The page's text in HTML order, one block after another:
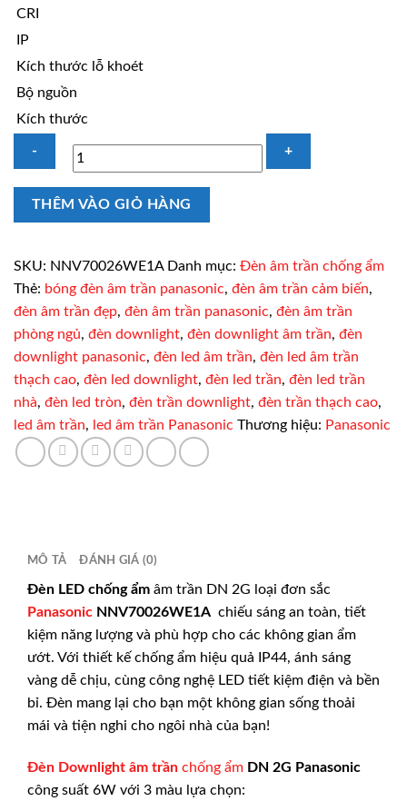
CRI
IP
Kích thước lỗ khoét
Bộ nguồn
Kích thước
Đèn
ẩm
NNV70026WE1A
6W
vàng
số
lượng
THÊM VÀO GIỎ HÀNG
SKU: NNV70026WE1A Danh mục: Đèn âm trần chống ẩm
Thẻ: bóng đèn âm trần panasonic, đèn âm trần cảm biến,
đèn âm trần đẹp, đèn âm trần panasonic, đèn âm trần
phòng ngủ, đèn downlight, đèn downlight âm trần, đèn
downlight panasonic, đèn led âm trần, đèn led âm trần
thạch cao, đèn led downlight, đèn led trần, đèn led trần
nhà, đèn led tròn, đèn trần downlight, đèn trần thạch cao,
led âm trần, led âm trần Panasonic Thương hiệu: Panasonic
MÔ TẢ ĐÁNH GIÁ (0)
Đèn LED chống ẩm âm trần DN 2G loại đơn sắc
Panasonic NNV70026WE1A chiếu sáng an toàn, tiết
kiệm năng lượng và phù hợp cho các không gian ẩm
ướt. Với thiết kế chống ẩm hiệu quả IP44, ánh sáng
vàng dễ chịu, cùng công nghệ LED tiết kiệm điện và bền
bỉ. Đèn mang lại cho bạn một không gian sống thoải
mái và tiện nghi cho ngôi nhà của bạn!
Đèn Downlight âm trần chống ẩm DN 2G Panasonic
công suất 6W với 3 màu lựa chọn: